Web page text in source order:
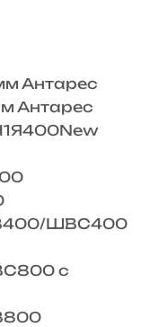
Антарес
Антарес
ШВС400
с